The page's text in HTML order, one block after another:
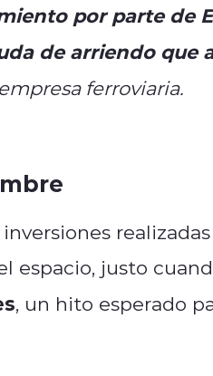
por parte de
de arriendo que
ferroviaria.
justo
, un hito esperado